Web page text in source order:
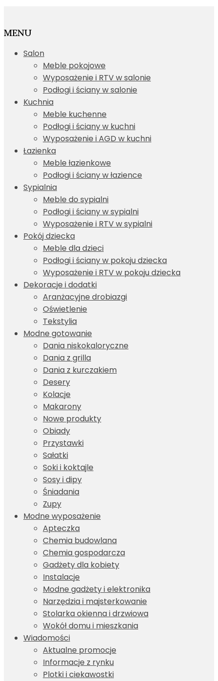
MENU
Salon
Meble pokojowe
Wyposażenie i RTV w salonie
Podłogi i ściany w salonie
Kuchnia
Meble kuchenne
Podłogi i ściany w kuchni
Wyposażenie i AGD w kuchni
Łazienka
Meble łazienkowe
Podłogi i ściany w łazience
Sypialnia
Meble do sypialni
Podłogi i ściany w sypialni
Wyposażenie i RTV w sypialni
Pokój dziecka
Meble dla dzieci
Podłogi i ściany w pokoju dziecka
Wyposażenie i RTV w pokoju dziecka
Dekoracje i dodatki
Aranżacyjne drobiazgi
Oświetlenie
Tekstylia
Modne gotowanie
Dania niskokaloryczne
Dania z grilla
Dania z kurczakiem
Desery
Kolacje
Makarony
Nowe produkty
Obiady
Przystawki
Sałatki
Soki i koktajle
Sosy i dipy
Śniadania
Zupy
Modne wyposażenie
Apteczka
Chemia budowlana
Chemia gospodarcza
Gadżety dla kobiety
Instalacje
Modne gadżety i elektronika
Narzędzia i majsterkowanie
Stolarka okienna i drzwiowa
Wokół domu i mieszkania
Wiadomości
Aktualne promocje
Informacje z rynku
Plotki i ciekawostki